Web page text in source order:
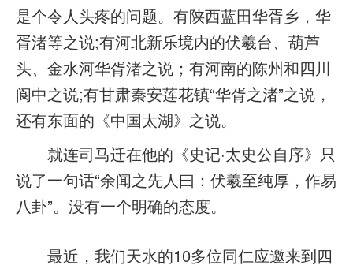
是个令人头疼的问题。有陕西蓝田华胥乡，华
胥渚等之说;有河北新乐境内的伏羲台、葫芦
头、金水河华胥渚之说；有河南的陈州和四川
阆中之说;有甘肃秦安莲花镇“华胥之渚”之说，
还有东面的《中国太湖》之说。
就连司马迁在他的《史记·太史公自序》只
说了一句话“余闻之先人曰：伏羲至纯厚，作易
八卦”。没有一个明确的态度。
最近，我们天水的10多位同仁应邀来到四